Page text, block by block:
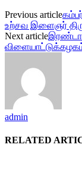
Previous article
உற்சவ இளைஞர்
Next article
admin
RELATED